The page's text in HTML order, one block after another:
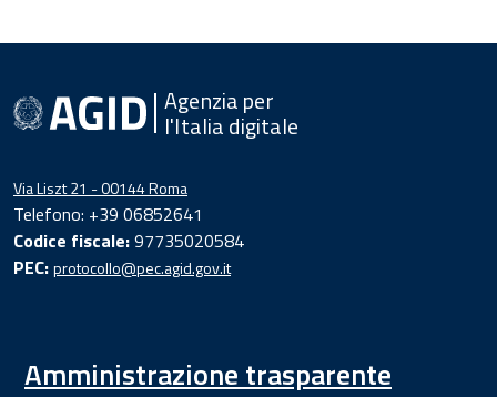
Agenzia per
l'Italia digitale
Via Liszt 21 - 00144 Roma
Telefono: +39 06852641
Codice fiscale:97735020584
PEC:protocollo@pec.agid.gov.it
Amministrazione trasparente